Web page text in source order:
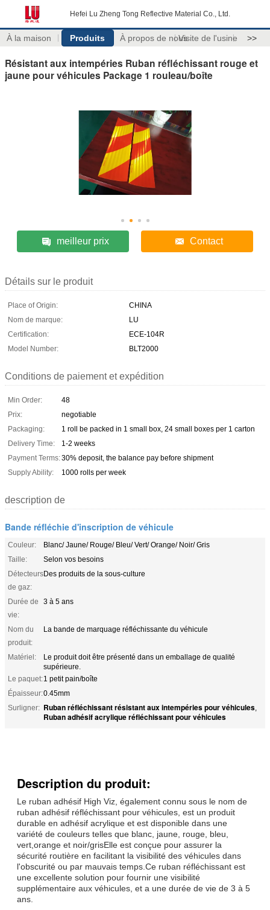
Hefei Lu Zheng Tong Reflective Material Co., Ltd.
À la maison Produits À propos de nousVisite de l'usine >>
Résistant aux intempéries Ruban réfléchissant rouge et
jaune pour véhicules Package 1 rouleau/boîte
meilleur prix Contact
Détails sur le produit
Place of Origin:
CHINA
Nom de marque:
LU
Certification:
ECE-104R
Model Number:
BLT2000
Conditions de paiement et expédition
Min Order:
48
Prix:
negotiable
Packaging:
1 roll be packed in 1 small box, 24 small boxes per 1 carton
Delivery Time:
1-2 weeks
Payment Terms:30% deposit, the balance pay before shipment
Supply Ability:
1000 rolls per week
description de
Bande réfléchie d'inscription de véhicule
Couleur:
Blanc/ Jaune/ Rouge/ Bleu/ Vert/ Orange/ Noir/ Gris
Taille:
Selon vos besoins
Détecteurs
de gaz:
Des produits de la sous-culture
Durée de
vie:
3 à 5 ans
Nom du
produit:
La bande de marquage réfléchissante du véhicule
Matériel:
Le produit doit être présenté dans un emballage de qualité
supérieure.
Le paquet:1 petit pain/boîte
Épaisseur:0.45mm
Surligner: Ruban réfléchissant résistant aux intempéries pour véhicules,
Ruban adhésif acrylique réfléchissant pour véhicules
Description du produit:
Le ruban adhésif High Viz, également connu sous le nom de
ruban adhésif réfléchissant pour véhicules, est un produit
durable en adhésif acrylique et est disponible dans une
variété de couleurs telles que blanc, jaune, rouge, bleu,
vert,orange et noir/grisElle est conçue pour assurer la
sécurité routière en facilitant la visibilité des véhicules dans
l'obscurité ou par mauvais temps.Ce ruban réfléchissant est
une excellente solution pour fournir une visibilité
supplémentaire aux véhicules, et a une durée de vie de 3 à 5
ans.